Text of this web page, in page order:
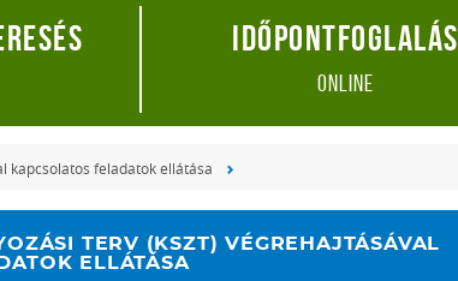
Időpontfoglalás
online
kapcsolatos feladatok ellátása
TERV (KSZT) VÉGREHAJTÁSÁVAL
ELLÁTÁSA